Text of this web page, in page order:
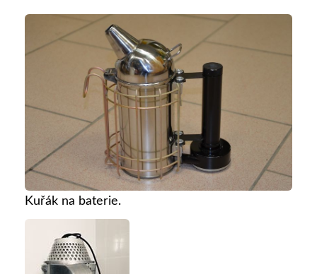
Kuřák na baterie.